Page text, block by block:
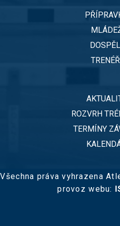
ROZVRH
TERMÍNY
Všechna práva vyhrazena
provoz webu: